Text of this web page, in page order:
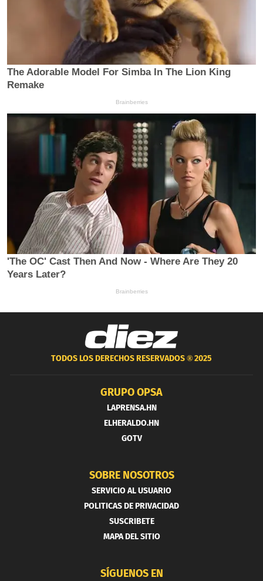
TODOS LOS DERECHOS RESERVADOS ®2025
GRUPO OPSA
LAPRENSA.HN
ELHERALDO.HN
GOTV
SOBRE NOSOTROS
SERVICIO AL USUARIO
POLITICAS DE PRIVACIDAD
SUSCRIBETE
MAPA DEL SITIO
SÍGUENOS EN